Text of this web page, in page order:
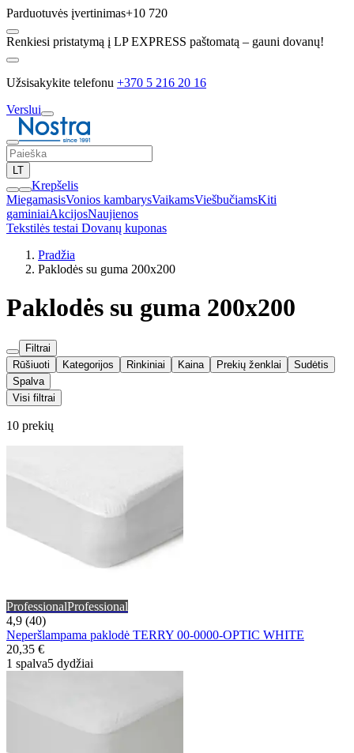
Parduotuvės įvertinimas+10 720
Renkiesi pristatymą į LP EXPRESS paštomatą – gauni dovanų!
Užsisakykite telefonu +370 5 216 20 16
Verslui
LT
Krepšelis
MiegamasisVonios kambarysVaikamsViešbučiamsKiti
gaminiaiAkcijosNaujienos
Tekstilės testai Dovanų kuponas
Pradžia
Paklodės su guma 200x200
Paklodės su guma 200x200
Filtrai
Rūšiuoti
Kategorijos Rinkiniai Kaina Prekių ženklai
Sudėtis
Spalva
Visi filtrai
10 prekių
ProfessionalProfessional
4,9 (40)
Neperšlampama paklodė TERRY 00-0000-OPTIC WHITE
20,35 €
1 spalva5 dydžiai